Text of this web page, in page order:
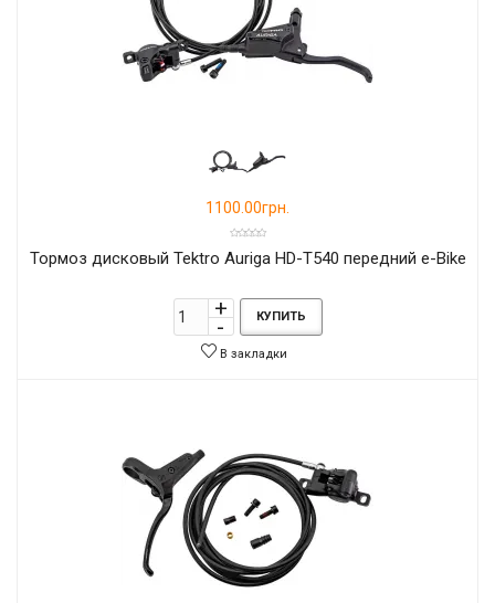
1100.00грн.
Тормоз дисковый Tektro Auriga HD-T540 передний e-Bike
КУПИТЬ
В закладки